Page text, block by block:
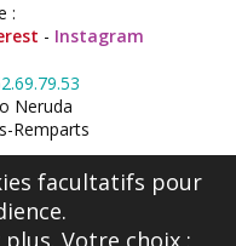
:
- Instagram
Neruda
Remparts
facultatifs pour
Votre choix :